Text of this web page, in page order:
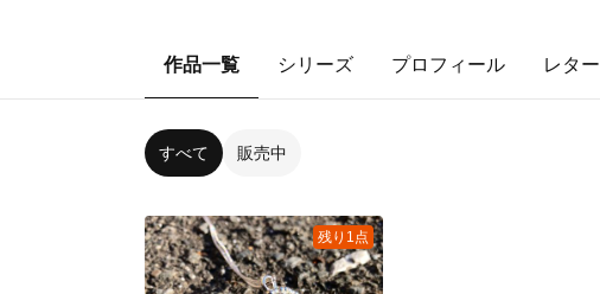
作品一覧 シリーズ プロフィール レター
すべて 販売中
残り1点